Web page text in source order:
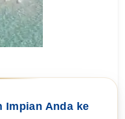
Impian Anda ke